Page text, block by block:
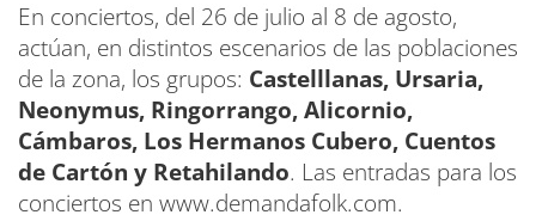
En conciertos, del 26 de julio al 8 de agosto,
actúan, en distintos escenarios de las poblaciones
de la zona, los grupos: Castelllanas, Ursaria,
Neonymus, Ringorrango, Alicornio,
Cámbaros, Los Hermanos Cubero, Cuentos
de Cartón y Retahilando. Las entradas para los
conciertos en www.demandafolk.com.